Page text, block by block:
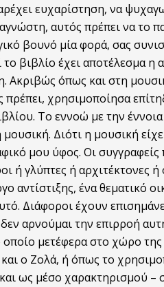
ευχαρίστηση, να
αυτός πρέπει νατο
βουνό μία φορά, σας
το βιβλίο έχει αποτέλεσμα η
όπως και στη
χρησιμοποίησα
Το εννοώ με την
Διότι η μουσική
μου ύφος. Οι συγγραφείς
ή γλύπτες ή αρχιτέκτονες ή
αντίστιξης, ένα θεματικό
Διάφοροι έχουν
αρνούμαι την επιρροή
οποίο μετέφερα στο χώρο
ο Ζολά, ή όπως το
ως μέσο χαρακτηρισμού